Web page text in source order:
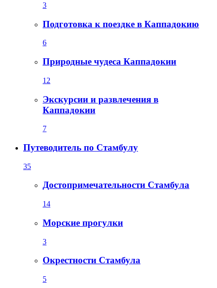
3
Подготовка к поездке в Каппадокию
6
Природные чудеса Каппадокии
12
Экскурсии и развлечения в
Каппадокии
7
Путеводитель по Стамбулу
35
Достопримечательности Стамбула
14
Морские прогулки
3
Окрестности Стамбула
5